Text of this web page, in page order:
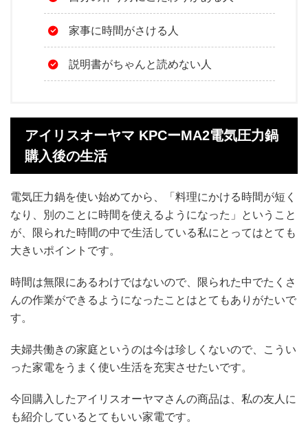
家事に時間がさける人
説明書がちゃんと読めない人
アイリスオーヤマ KPCーMA2電気圧力鍋
購入後の生活
電気圧力鍋を使い始めてから、「料理にかける時間が短く
なり、別のことに時間を使えるようになった」ということ
が、限られた時間の中で生活している私にとってはとても
大きいポイントです。
時間は無限にあるわけではないので、限られた中でたくさ
んの作業ができるようになったことはとてもありがたいで
す。
夫婦共働きの家庭というのは今は珍しくないので、こうい
った家電をうまく使い生活を充実させたいです。
今回購入したアイリスオーヤマさんの商品は、私の友人に
も紹介しているとてもいい家電です。